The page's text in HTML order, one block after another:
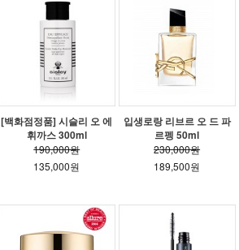
[백화점정품] 시슬리 오 에
휘까스 300ml
190,000원
135,000원
입생로랑 리브르 오 드 파
르펭 50ml
230,000원
189,500원